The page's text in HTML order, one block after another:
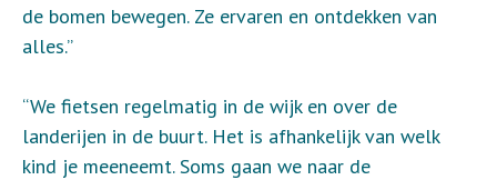
de bomen bewegen. Ze ervaren en ontdekken van
alles.”
“We fietsen regelmatig in de wijk en over de
landerijen in de buurt. Het is afhankelijk van welk
kind je meeneemt. Soms gaan we naar de